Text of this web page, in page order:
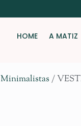
HOME A MATIZ
Minimalistas /